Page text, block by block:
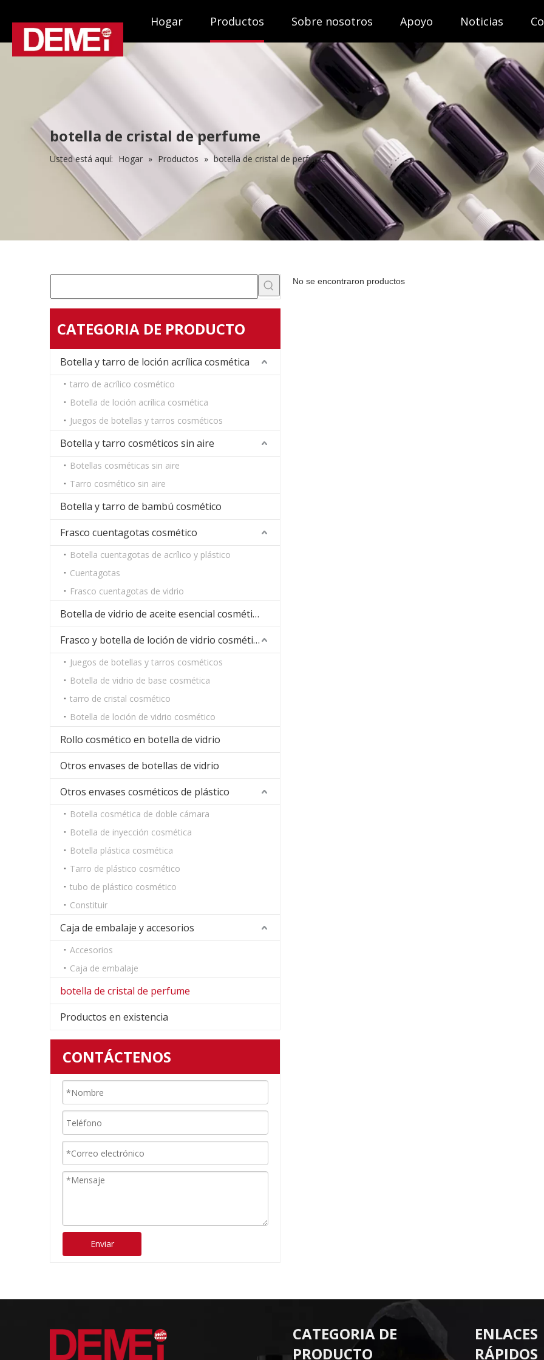
Hogar Productos Sobre nosotros Apoyo Noticias
botella de cristal de perfume
Usted está aquí: Hogar » Productos » botella de cristal de perfume
CATEGORIA DE PRODUCTO
Botella y tarro de loción acrílica cosmética
tarro de acrílico cosmético
Botella de loción acrílica cosmética
Juegos de botellas y tarros cosméticos
Botella y tarro cosméticos sin aire
Botellas cosméticas sin aire
Tarro cosmético sin aire
Botella y tarro de bambú cosmético
Frasco cuentagotas cosmético
Botella cuentagotas de acrílico y plástico
Cuentagotas
Frasco cuentagotas de vidrio
Botella de vidrio de aceite esencial cosmético
Frasco y botella de loción de vidrio cosmético
Juegos de botellas y tarros cosméticos
Botella de vidrio de base cosmética
tarro de cristal cosmético
Botella de loción de vidrio cosmético
Rollo cosmético en botella de vidrio
Otros envases de botellas de vidrio
Otros envases cosméticos de plástico
Botella cosmética de doble cámara
Botella de inyección cosmética
Botella plástica cosmética
Tarro de plástico cosmético
tubo de plástico cosmético
Constituir
Caja de embalaje y accesorios
Accesorios
Caja de embalaje
botella de cristal de perfume
Productos en existencia
CONTÁCTENOS
Enviar
No se encontraron productos
CATEGORIA DE
PRODUCTO
ENLACES
RÁPIDOS